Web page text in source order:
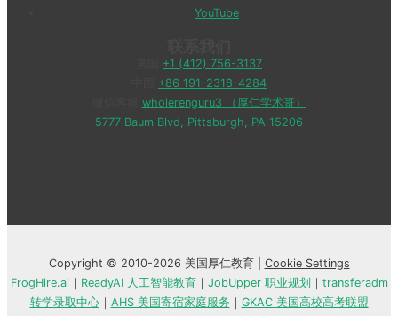
YouTube
+1 (412) 756-3137
+86 191-2318-4284
wholerenguru3 （厚仁学术哥）
5777 Baum Blvd, Pittsburgh, PA 15206
Copyright © 2010-2026 美国厚仁教育 | Cookie Settings
FrogHire.ai｜ ReadyAI 人工智能教育｜ JobUpper 职业规划 ｜ transferadm
转学录取中心｜ AHS 美国寄宿家庭服务 ｜ GKAC 美国高校高考联盟